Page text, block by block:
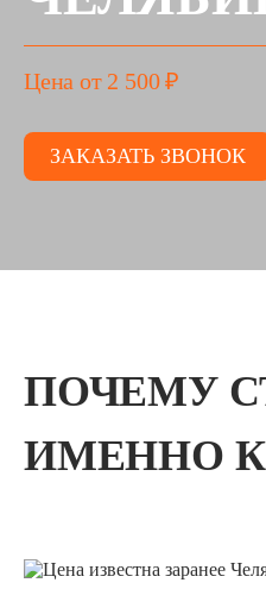
Цена от 2 500 ₽
ЗАКАЗАТЬ ЗВОНОК
ПОЧЕМУ
ИМЕННО